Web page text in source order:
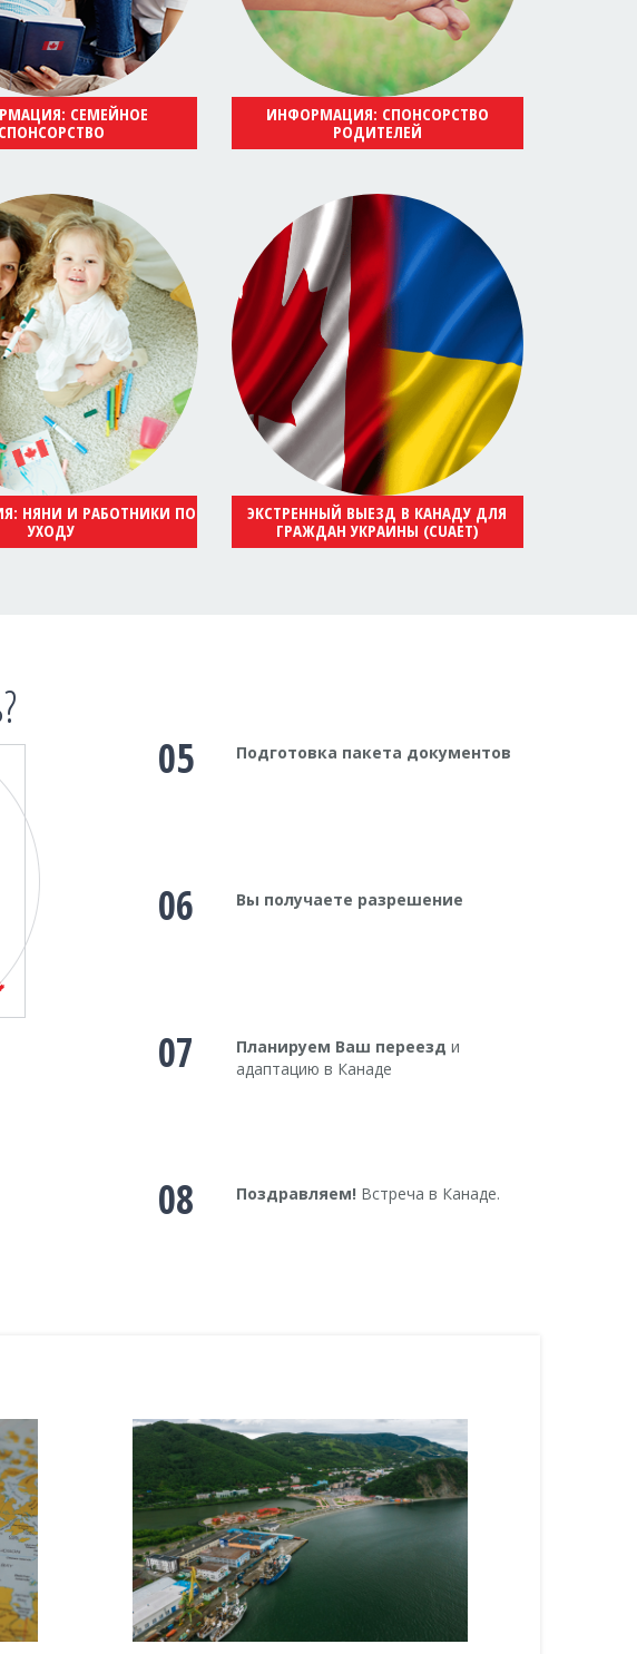
СЕМЕЙНОЕ
СПОНСОРСТВО
ИНФОРМАЦИЯ: СПОНСОРСТВО
РОДИТЕЛЕЙ
НЯНИ И РАБОТНИКИ ПО
УХОДУ
ЭКСТРЕННЫЙ ВЫЕЗД В КАНАДУ ДЛЯ
ГРАЖДАН УКРАИНЫ (CUAET)
05 Подготовка пакета документов
06 Вы получаете разрешение
07 Планируем Ваш переезд и
адаптацию в Канаде
08 Поздравляем! Встреча в Канаде.